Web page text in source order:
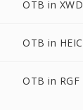
OTB in XWD
OTB in HEIC
OTB in RGF